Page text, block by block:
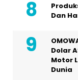
Dan
Dolar
Motor
Dunia